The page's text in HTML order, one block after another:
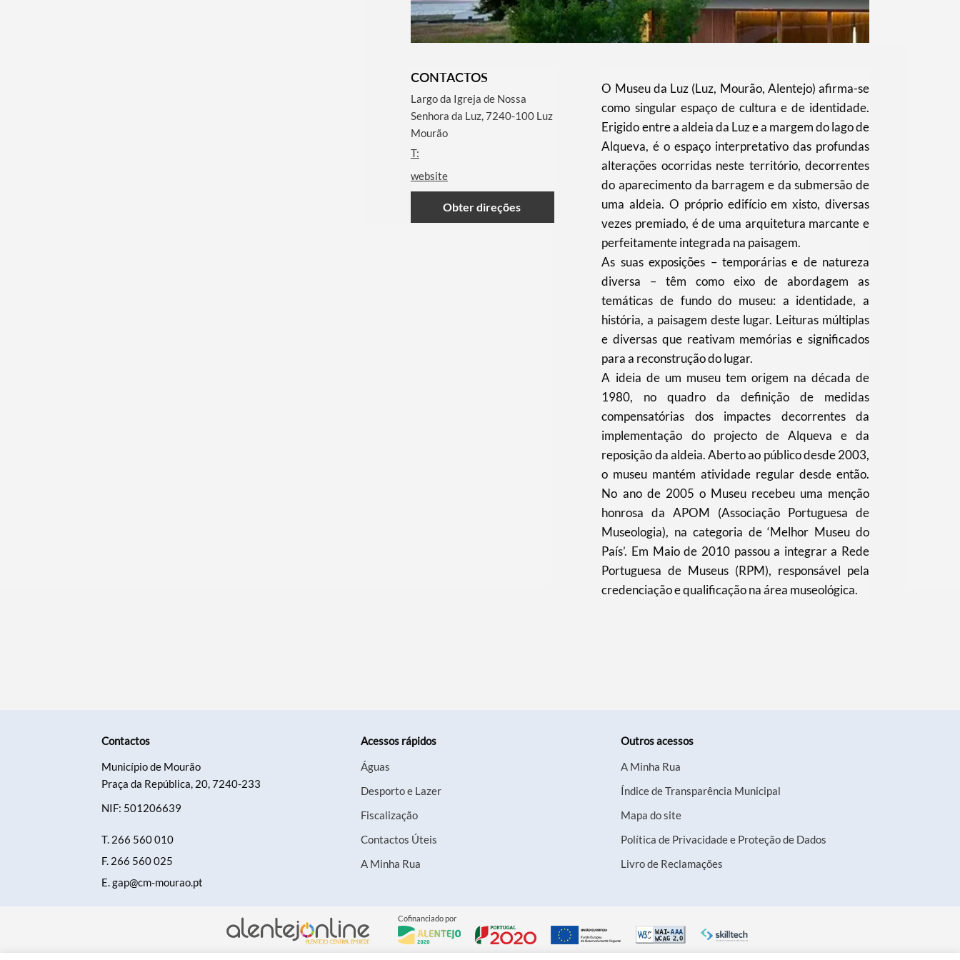
CONTACTOS
Largo da Igreja de Nossa
Senhora da Luz, 7240-100 Luz
Mourão
T:
website
Obter direções
O Museu da Luz (Luz, Mourão, Alentejo) afirma-se
como singular espaço de cultura e de identidade.
Erigido entre a aldeia da Luz e a margem do lago de
Alqueva, é o espaço interpretativo das profundas
alterações ocorridas neste território, decorrentes
do aparecimento da barragem e da submersão de
uma aldeia. O próprio edifício em xisto, diversas
vezes premiado, é de uma arquitetura marcante e
perfeitamente integrada na paisagem.
As suas exposições – temporárias e de natureza
diversa – têm como eixo de abordagem as
temáticas de fundo do museu: a identidade, a
história, a paisagem deste lugar. Leituras múltiplas
e diversas que reativam memórias e significados
para a reconstrução do lugar.
A ideia de um museu tem origem na década de
1980, no quadro da definição de medidas
compensatórias dos impactes decorrentes da
implementação do projecto de Alqueva e da
reposição da aldeia. Aberto ao público desde 2003,
o museu mantém atividade regular desde então.
No ano de 2005 o Museu recebeu uma menção
honrosa da APOM (Associação Portuguesa de
Museologia), na categoria de ‘Melhor Museu do
País’. Em Maio de 2010 passou a integrar a Rede
Portuguesa de Museus (RPM), responsável pela
credenciação e qualificação na área museológica.
Contactos
Município de Mourão
Praça da República, 20, 7240-233
NIF: 501206639
T. 266 560 010
F. 266 560 025
E.gap@cm-mourao.pt
Acessos rápidos
Águas
Desporto e Lazer
Fiscalização
Contactos Úteis
A Minha Rua
Outros acessos
A Minha Rua
Índice de Transparência Municipal
Mapa do site
Política de Privacidade e Proteção de Dados
Livro de Reclamações
Cofinanciado por